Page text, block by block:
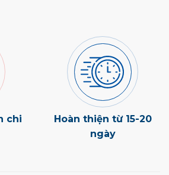
chi
Hoàn thiện từ 15-20
ngày